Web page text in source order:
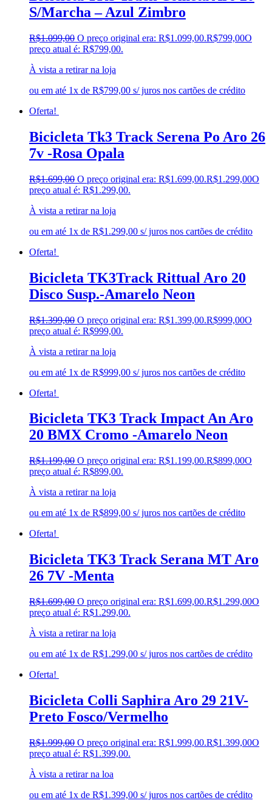
S/Marcha – Azul Zimbro
R$1.099,00 O preço original era: R$1.099,00.R$799,00O
preço atual é: R$799,00.
À vista a retirar na loja
ou em até 1x de R$799,00 s/ juros nos cartões de crédito
Oferta!
Bicicleta Tk3 Track Serena Po Aro 26
7v -Rosa Opala
R$1.699,00 O preço original era: R$1.699,00.R$1.299,00O
preço atual é: R$1.299,00.
À vista a retirar na loja
ou em até 1x de R$1.299,00 s/ juros nos cartões de crédito
Oferta!
Bicicleta TK3Track Rittual Aro 20
Disco Susp.-Amarelo Neon
R$1.399,00 O preço original era: R$1.399,00.R$999,00O
preço atual é: R$999,00.
À vista a retirar na loja
ou em até 1x de R$999,00 s/ juros nos cartões de crédito
Oferta!
Bicicleta TK3 Track Impact An Aro
20 BMX Cromo -Amarelo Neon
R$1.199,00 O preço original era: R$1.199,00.R$899,00O
preço atual é: R$899,00.
À vista a retirar na loja
ou em até 1x de R$899,00 s/ juros nos cartões de crédito
Oferta!
Bicicleta TK3 Track Serana MT Aro
26 7V -Menta
R$1.699,00 O preço original era: R$1.699,00.R$1.299,00O
preço atual é: R$1.299,00.
À vista a retirar na loja
ou em até 1x de R$1.299,00 s/ juros nos cartões de crédito
Oferta!
Bicicleta Colli Saphira Aro 29 21V-
Preto Fosco/Vermelho
R$1.999,00 O preço original era: R$1.999,00.R$1.399,00O
preço atual é: R$1.399,00.
À vista a retirar na loa
ou em até 1x de R$1.399,00 s/ juros nos cartões de crédito